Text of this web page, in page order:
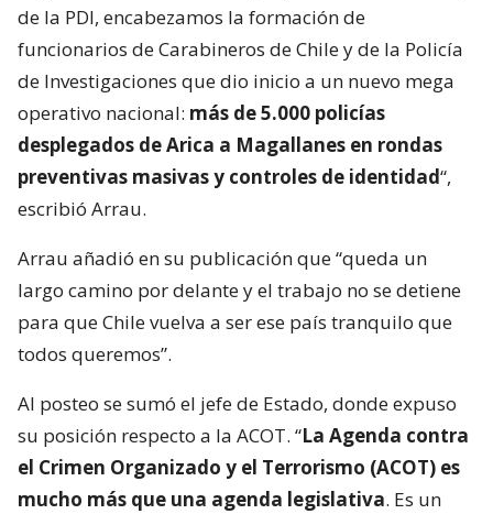
de la PDI, encabezamos la formación de
funcionarios de Carabineros de Chile y de la Policía
de Investigaciones que dio inicio a un nuevo mega
operativo nacional: más de 5.000 policías
desplegados de Arica a Magallanes en rondas
preventivas masivas y controles de identidad“,
escribió Arrau.
Arrau añadió en su publicación que “queda un
largo camino por delante y el trabajo no se detiene
para que Chile vuelva a ser ese país tranquilo que
todos queremos”.
Al posteo se sumó el jefe de Estado, donde expuso
su posición respecto a la ACOT. “La Agenda contra
el Crimen Organizado y el Terrorismo (ACOT) es
mucho más que una agenda legislativa. Es un